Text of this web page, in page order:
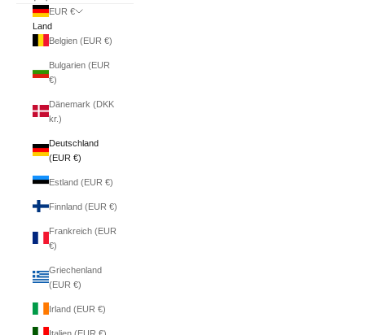
EUR €
Land
Belgien (EUR €)
Bulgarien (EUR
€)
Dänemark (DKK
kr.)
Deutschland
(EUR €)
Estland (EUR €)
Finnland (EUR €)
Frankreich (EUR
€)
Griechenland
(EUR €)
Irland (EUR €)